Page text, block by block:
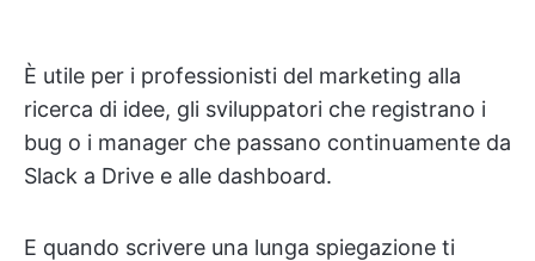
È utile per i professionisti del marketing alla
ricerca di idee, gli sviluppatori che registrano i
bug o i manager che passano continuamente da
Slack a Drive e alle dashboard.
E quando scrivere una lunga spiegazione ti